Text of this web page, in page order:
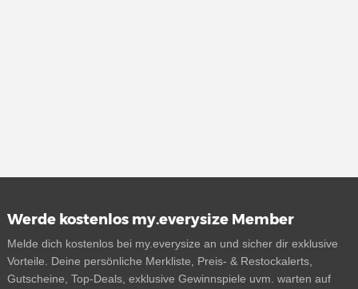
Werde kostenlos my.everysize Member
Melde dich kostenlos bei my.everysize an und sicher dir exklusive
Vorteile. Deine persönliche Merkliste, Preis- & Restockalerts,
Gutscheine, Top-Deals, exklusive Gewinnspiele uvm. warten auf